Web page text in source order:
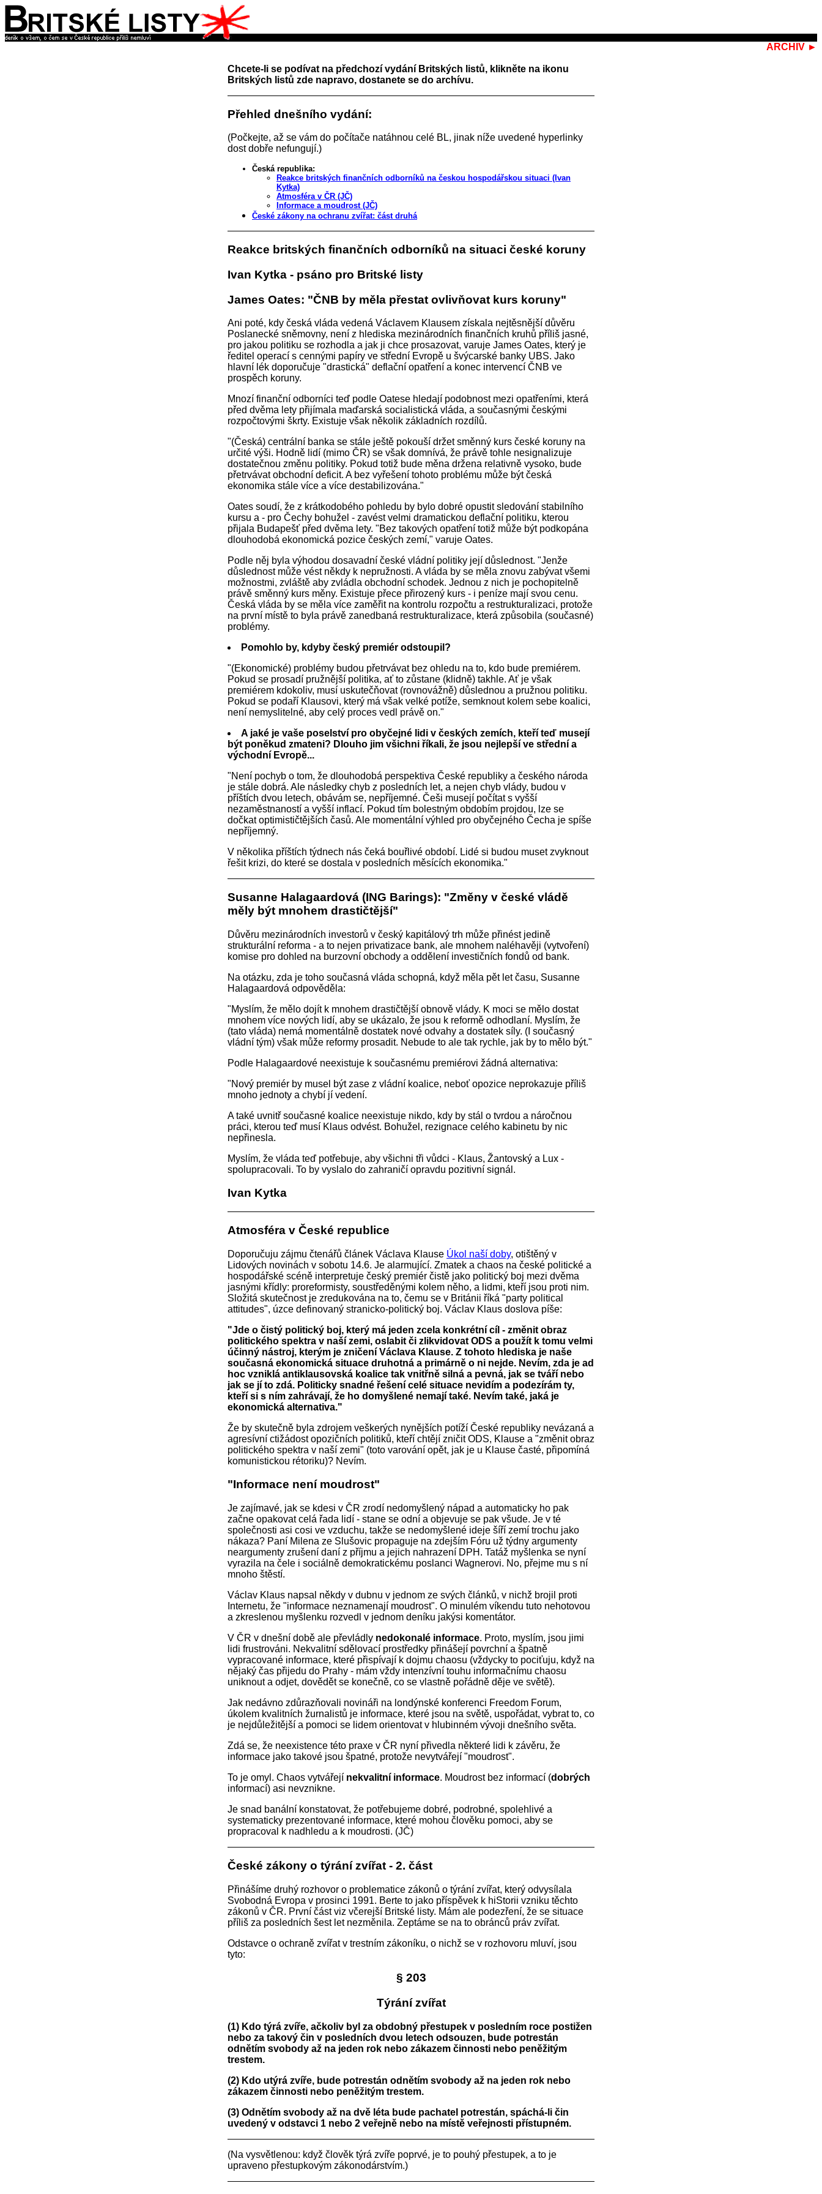
ARCHIV ►
Chcete-li se podívat na předchozí vydání Britských listů, klikněte na ikonu
Britských listů zde napravo, dostanete se do archívu.
Přehled dnešního vydání:
(Počkejte, až se vám do počítače natáhnou celé BL, jinak níže uvedené hyperlinky
dost dobře nefungují.)
Česká republika:
Reakce britských finančních odborníků na českou hospodářskou situaci (Ivan
Kytka)
Atmosféra v ČR (JČ)
Informace a moudrost (JČ)
České zákony na ochranu zvířat: část druhá
Reakce britských finančních odborníků na situaci české koruny
Ivan Kytka - psáno pro Britské listy
James Oates: "ČNB by měla přestat ovlivňovat kurs koruny"
Ani poté, kdy česká vláda vedená Václavem Klausem získala nejtěsnější důvěru
Poslanecké sněmovny, není z hlediska mezinárodních finančních kruhů příliš jasné,
pro jakou politiku se rozhodla a jak ji chce prosazovat, varuje James Oates, který je
ředitel operací s cennými papíry ve střední Evropě u švýcarské banky UBS. Jako
hlavní lék doporučuje "drastická" deflační opatření a konec intervencí ČNB ve
prospěch koruny.
Mnozí finanční odborníci teď podle Oatese hledají podobnost mezi opatřeními, která
před dvěma lety přijímala maďarská socialistická vláda, a současnými českými
rozpočtovými škrty. Existuje však několik základních rozdílů.
"(Česká) centrální banka se stále ještě pokouší držet směnný kurs české koruny na
určité výši. Hodně lidí (mimo ČR) se však domnívá, že právě tohle nesignalizuje
dostatečnou změnu politiky. Pokud totiž bude měna držena relativně vysoko, bude
přetrvávat obchodní deficit. A bez vyřešení tohoto problému může být česká
ekonomika stále více a více destabilizována."
Oates soudí, že z krátkodobého pohledu by bylo dobré opustit sledování stabilního
kursu a - pro Čechy bohužel - zavést velmi dramatickou deflační politiku, kterou
přijala Budapešť před dvěma lety. "Bez takových opatření totiž může být podkopána
dlouhodobá ekonomická pozice českých zemí," varuje Oates.
Podle něj byla výhodou dosavadní české vládní politiky její důslednost. "Jenže
důslednost může vést někdy k nepružnosti. A vláda by se měla znovu zabývat všemi
možnostmi, zvláště aby zvládla obchodní schodek. Jednou z nich je pochopitelně
právě směnný kurs měny. Existuje přece přirozený kurs - i peníze mají svou cenu.
Česká vláda by se měla více zaměřit na kontrolu rozpočtu a restrukturalizaci, protože
na první místě to byla právě zanedbaná restrukturalizace, která způsobila (současné)
problémy.
Pomohlo by, kdyby český premiér odstoupil?
"(Ekonomické) problémy budou přetrvávat bez ohledu na to, kdo bude premiérem.
Pokud se prosadí pružnější politika, ať to zůstane (klidně) takhle. Ať je však
premiérem kdokoliv, musí uskutečňovat (rovnovážně) důslednou a pružnou politiku.
Pokud se podaří Klausovi, který má však velké potíže, semknout kolem sebe koalici,
není nemyslitelné, aby celý proces vedl právě on."
A jaké je vaše poselství pro obyčejné lidi v českých zemích, kteří teď musejí
být poněkud zmateni? Dlouho jim všichni říkali, že jsou nejlepší ve střední a
východní Evropě...
"Není pochyb o tom, že dlouhodobá perspektiva České republiky a českého národa
je stále dobrá. Ale následky chyb z posledních let, a nejen chyb vlády, budou v
příštích dvou letech, obávám se, nepříjemné. Češi musejí počítat s vyšší
nezaměstnaností a vyšší inflací. Pokud tím bolestným obdobím projdou, lze se
dočkat optimističtějších časů. Ale momentální výhled pro obyčejného Čecha je spíše
nepříjemný.
V několika příštích týdnech nás čeká bouřlivé období. Lidé si budou muset zvyknout
řešit krizi, do které se dostala v posledních měsících ekonomika."
Susanne Halagaardová (ING Barings): "Změny v české vládě
měly být mnohem drastičtější"
Důvěru mezinárodních investorů v český kapitálový trh může přinést jedině
strukturální reforma - a to nejen privatizace bank, ale mnohem naléhavěji (vytvoření)
komise pro dohled na burzovní obchody a oddělení investičních fondů od bank.
Na otázku, zda je toho současná vláda schopná, když měla pět let času, Susanne
Halagaardová odpověděla:
"Myslím, že mělo dojít k mnohem drastičtější obnově vlády. K moci se mělo dostat
mnohem více nových lidí, aby se ukázalo, že jsou k reformě odhodlaní. Myslím, že
(tato vláda) nemá momentálně dostatek nové odvahy a dostatek síly. (I současný
vládní tým) však může reformy prosadit. Nebude to ale tak rychle, jak by to mělo být."
Podle Halagaardové neexistuje k současnému premiérovi žádná alternativa:
"Nový premiér by musel být zase z vládní koalice, neboť opozice neprokazuje příliš
mnoho jednoty a chybí jí vedení.
A také uvnitř současné koalice neexistuje nikdo, kdy by stál o tvrdou a náročnou
práci, kterou teď musí Klaus odvést. Bohužel, rezignace celého kabinetu by nic
nepřinesla.
Myslím, že vláda teď potřebuje, aby všichni tři vůdci - Klaus, Žantovský a Lux -
spolupracovali. To by vyslalo do zahraničí opravdu pozitivní signál.
Ivan Kytka
Atmosféra v České republice
Doporučuju zájmu čtenářů článek Václava Klause Úkol naší doby, otištěný v
Lidových novinách v sobotu 14.6. Je alarmující. Zmatek a chaos na české politické a
hospodářské scéně interpretuje český premiér čistě jako politický boj mezi dvěma
jasnými křídly: proreformisty, soustředěnými kolem něho, a lidmi, kteří jsou proti nim.
Složitá skutečnost je zredukována na to, čemu se v Británii říká "party political
attitudes", úzce definovaný stranicko-politický boj. Václav Klaus doslova píše:
"Jde o čistý politický boj, který má jeden zcela konkrétní cíl - změnit obraz
politického spektra v naší zemi, oslabit či zlikvidovat ODS a použít k tomu velmi
účinný nástroj, kterým je zničení Václava Klause. Z tohoto hlediska je naše
současná ekonomická situace druhotná a primárně o ni nejde. Nevím, zda je ad
hoc vzniklá antiklausovská koalice tak vnitřně silná a pevná, jak se tváří nebo
jak se jí to zdá. Politicky snadné řešení celé situace nevidím a podezírám ty,
kteří si s ním zahrávají, že ho domyšlené nemají také. Nevím také, jaká je
ekonomická alternativa."
Že by skutečně byla zdrojem veškerých nynějších potíží České republiky nevázaná a
agresívní ctižádost opozičních politiků, kteří chtějí zničit ODS, Klause a "změnit obraz
politického spektra v naší zemi" (toto varování opět, jak je u Klause časté, připomíná
komunistickou rétoriku)? Nevím.
"Informace není moudrost"
Je zajímavé, jak se kdesi v ČR zrodí nedomyšlený nápad a automaticky ho pak
začne opakovat celá řada lidí - stane se odní a objevuje se pak všude. Je v té
společnosti asi cosi ve vzduchu, takže se nedomyšlené ideje šíří zemí trochu jako
nákaza? Paní Milena ze Slušovic propaguje na zdejším Fóru už týdny argumenty
neargumenty zrušení daní z příjmu a jejich nahrazení DPH. Tatáž myšlenka se nyní
vyrazila na čele i sociálně demokratickému poslanci Wagnerovi. No, přejme mu s ní
mnoho štěstí.
Václav Klaus napsal někdy v dubnu v jednom ze svých článků, v nichž brojil proti
Internetu, že "informace neznamenají moudrost". O minulém víkendu tuto nehotovou
a zkreslenou myšlenku rozvedl v jednom deníku jakýsi komentátor.
V ČR v dnešní době ale převládly nedokonalé informace. Proto, myslím, jsou jimi
lidi frustrováni. Nekvalitní sdělovací prostředky přinášejí povrchní a špatně
vypracované informace, které přispívají k dojmu chaosu (vždycky to pociťuju, když na
nějaký čas přijedu do Prahy - mám vždy intenzívní touhu informačnímu chaosu
uniknout a odjet, dovědět se konečně, co se vlastně pořádně děje ve světě).
Jak nedávno zdůrazňovali novináři na londýnské konferenci Freedom Forum,
úkolem kvalitních žurnalistů je informace, které jsou na světě, uspořádat, vybrat to, co
je nejdůležitější a pomoci se lidem orientovat v hlubinném vývoji dnešního světa.
Zdá se, že neexistence této praxe v ČR nyní přivedla některé lidi k závěru, že
informace jako takové jsou špatné, protože nevytvářejí "moudrost".
To je omyl. Chaos vytvářejí nekvalitní informace. Moudrost bez informací (dobrých
informací) asi nevznikne.
Je snad banální konstatovat, že potřebujeme dobré, podrobné, spolehlivé a
systematicky prezentované informace, které mohou člověku pomoci, aby se
propracoval k nadhledu a k moudrosti. (JČ)
České zákony o týrání zvířat - 2. část
Přinášíme druhý rozhovor o problematice zákonů o týrání zvířat, který odvysílala
Svobodná Evropa v prosinci 1991. Berte to jako příspěvek k hiStorii vzniku těchto
zákonů v ČR. První část viz včerejší Britské listy. Mám ale podezření, že se situace
příliš za posledních šest let nezměnila. Zeptáme se na to obránců práv zvířat.
Odstavce o ochraně zvířat v trestním zákoníku, o nichž se v rozhovoru mluví, jsou
tyto:
§ 203
Týrání zvířat
(1) Kdo týrá zvíře, ačkoliv byl za obdobný přestupek v posledním roce postižen
nebo za takový čin v posledních dvou letech odsouzen, bude potrestán
odnětím svobody až na jeden rok nebo zákazem činnosti nebo peněžitým
trestem.
(2) Kdo utýrá zvíře, bude potrestán odnětím svobody až na jeden rok nebo
zákazem činnosti nebo peněžitým trestem.
(3) Odnětím svobody až na dvě léta bude pachatel potrestán, spáchá-li čin
uvedený v odstavci 1 nebo 2 veřejně nebo na místě veřejnosti přístupném.
(Na vysvětlenou: když člověk týrá zvíře poprvé, je to pouhý přestupek, a to je
upraveno přestupkovým zákonodárstvím.)